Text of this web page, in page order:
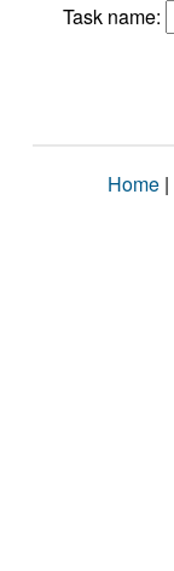
Task name:
Home |